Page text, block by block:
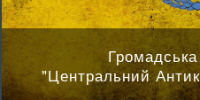
Громадська
"Центральний